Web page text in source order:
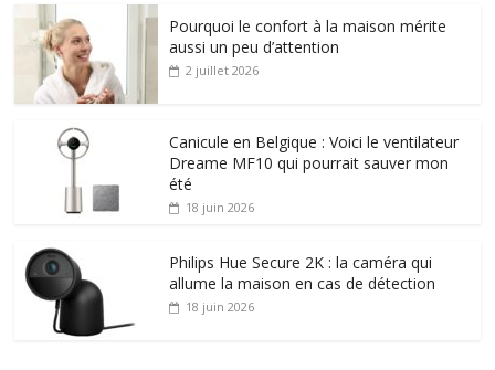
Pourquoi le confort à la maison mérite
aussi un peu d’attention
2 juillet 2026
Canicule en Belgique : Voici le ventilateur
Dreame MF10 qui pourrait sauver mon
été
18 juin 2026
Philips Hue Secure 2K : la caméra qui
allume la maison en cas de détection
18 juin 2026